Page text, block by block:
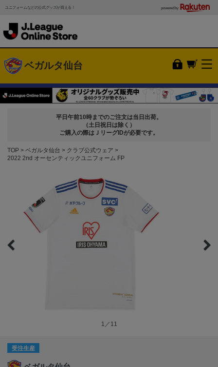
ユニフォームなどの公式グッズが買える！ powered by
ベガルタ仙台
平日午前10時までのご注文は当日出荷。
（土日祝日は除く）
ご購入の際はＪリーグIDが必要です。
TOP ベガルタ仙台
クラブ公式ウェア
2022 2nd オーセンティックユニフォーム FP
1／11
受注生産